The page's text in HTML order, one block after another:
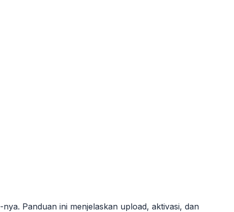
-nya. Panduan ini menjelaskan upload, aktivasi, dan